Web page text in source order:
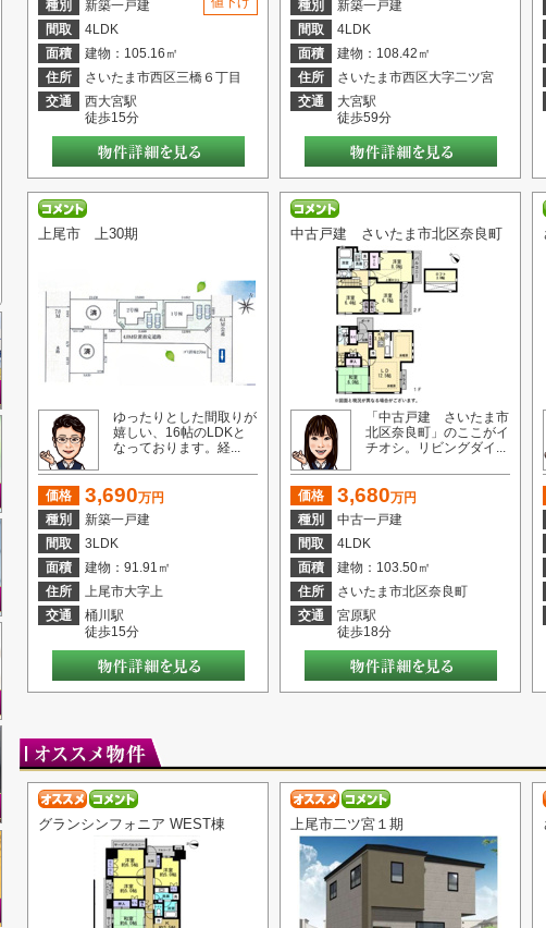
種別
新築一戸建
間取
4LDK
面積
建物：105.16㎡
住所
さいたま市西区三橋６丁目
交通
西大宮駅
徒歩15分
種別
新築一戸建
間取
4LDK
面積
建物：108.42㎡
住所
さいたま市西区大字二ツ宮
交通
大宮駅
徒歩59分
上尾市 上30期
ゆったりとした間取りが
嬉しい、16帖のLDKと
なっております。経...
価格 3,690万円
種別
新築一戸建
間取
3LDK
面積
建物：91.91㎡
住所
上尾市大字上
交通
桶川駅
徒歩15分
中古戸建 さいたま市北区奈良町
「中古戸建 さいたま市
北区奈良町」のここがイ
チオシ。リビングダイ...
価格 3,680万円
種別
中古一戸建
間取
4LDK
面積
建物：103.50㎡
住所
さいたま市北区奈良町
交通
宮原駅
徒歩18分
グランシンフォニア WEST棟 上尾市二ツ宮１期